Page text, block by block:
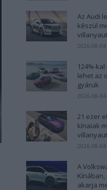
Az Audi
készül
2026-08-04
124%-
lehet az
gyáruk
2026-08-04
21 ezer
kínaiak
2026-08-04
A
Kínában,
akarja